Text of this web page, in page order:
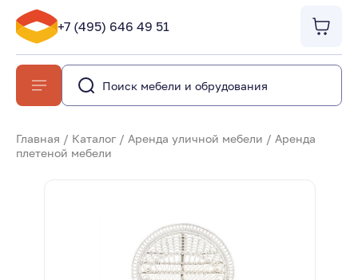
+7 (495) 646 49 51
Главная / Каталог / Аренда уличной мебели / Аренда
плетеной мебели